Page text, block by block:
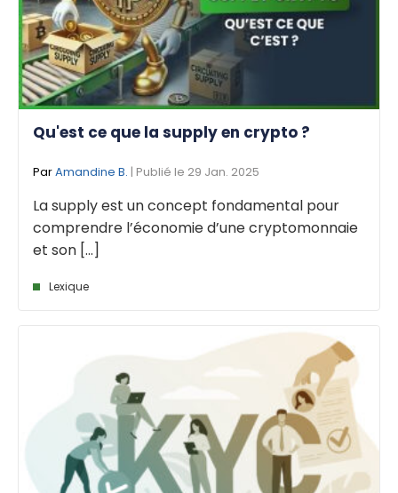
Qu'est ce que la supply en crypto ?
ParAmandine B. | Publié le 29 Jan. 2025
La supply est un concept fondamental pour
comprendre l’économie d’une cryptomonnaie
et son [...]
Lexique